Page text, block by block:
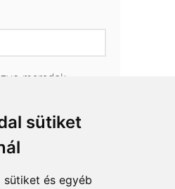
sütiket
sütiket és egyéb
maradok
a jelszavad?